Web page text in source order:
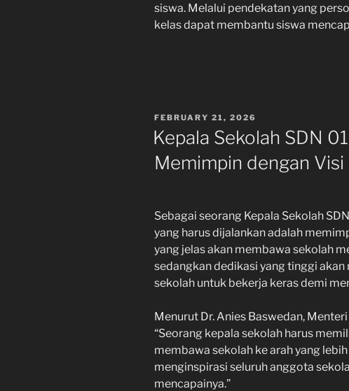
siswa. Melalui pendekatan yang
kelas dapat membantu siswa
POSTED
FEBRUARY 21, 2026
Kepala Sekolah SDN
Memimpin dengan
Sebagai seorang Kepala Sekolah
yang harus dijalankan adalah
yang jelas akan membawa sekolah
sedangkan dedikasi yang tinggi
sekolah untuk bekerja keras demi
Menurut Dr. Anies Baswedan,
“Seorang kepala sekolah harus
membawa sekolah ke arah yang
menginspirasi seluruh anggota
mencapainya.”